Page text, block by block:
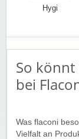
Hygi
So
bei
Was flaconi
Vielfalt an